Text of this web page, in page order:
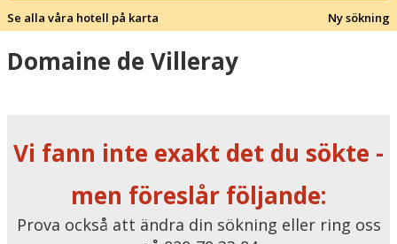
Se alla våra hotell på karta Ny sökning
Domaine de Villeray
Vi fann inte exakt det du sökte -
men föreslår följande:
Prova också att ändra din sökning eller ring oss